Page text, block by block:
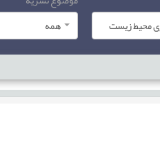
محیط زیست
همه